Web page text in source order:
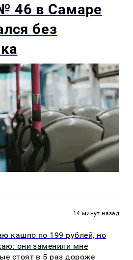
46 в Самаре
без
14 минут назад
кашпо по 199 рублей, но
они заменили мне
стоят в 5 раз дороже